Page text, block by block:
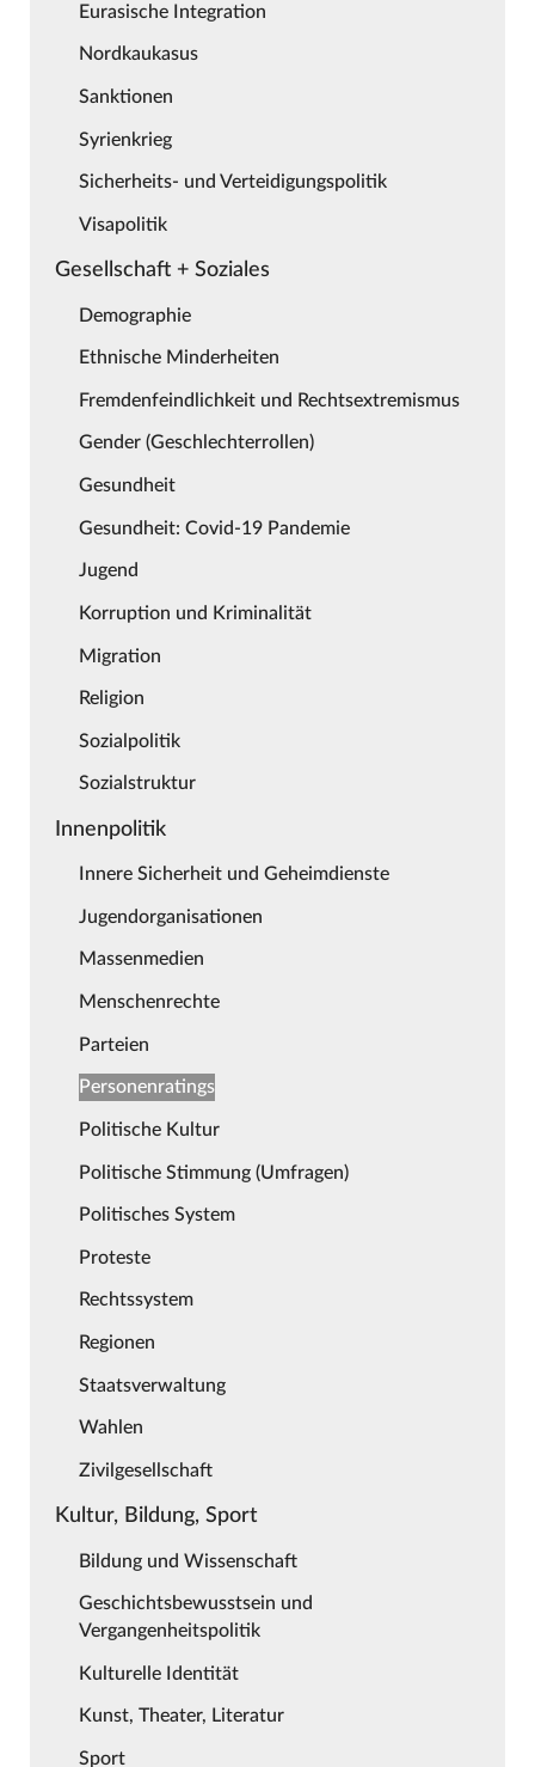
Eurasische Integration
Nordkaukasus
Sanktionen
Syrienkrieg
Sicherheits- und Verteidigungspolitik
Visapolitik
Gesellschaft + Soziales
Demographie
Ethnische Minderheiten
Fremdenfeindlichkeit und Rechtsextremismus
Gender (Geschlechterrollen)
Gesundheit
Gesundheit: Covid-19 Pandemie
Jugend
Korruption und Kriminalität
Migration
Religion
Sozialpolitik
Sozialstruktur
Innenpolitik
Innere Sicherheit und Geheimdienste
Jugendorganisationen
Massenmedien
Menschenrechte
Parteien
Personenratings
Politische Kultur
Politische Stimmung (Umfragen)
Politisches System
Proteste
Rechtssystem
Regionen
Staatsverwaltung
Wahlen
Zivilgesellschaft
Kultur, Bildung, Sport
Bildung und Wissenschaft
Geschichtsbewusstsein und
Vergangenheitspolitik
Kulturelle Identität
Kunst, Theater, Literatur
Sport